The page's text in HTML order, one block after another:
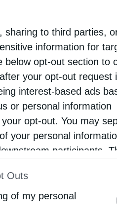
sharing to third parties,
information for
below opt-out section to
your opt-out request
interest-based ads
or personal information
opt-out. You may
your personal
participants.
that may further
Outs
of my personal
Άρτης,
χοροστατούντος
Στο Κήρυγμά